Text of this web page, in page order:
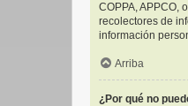
COPPA, APPCO,
recolectores de
información
Arriba
¿Por qué no